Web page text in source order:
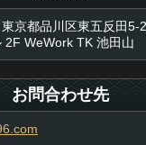
京都品川区東五反田5-
2F WeWork TK 池田山
お問合わせ先